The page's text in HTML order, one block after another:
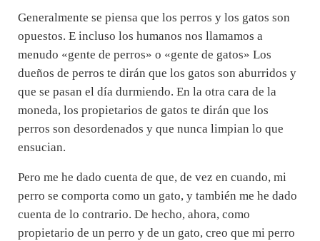
Generalmente se piensa que los perros y los gatos son
opuestos. E incluso los humanos nos llamamos a
menudo «gente de perros» o «gente de gatos» Los
dueños de perros te dirán que los gatos son aburridos y
que se pasan el día durmiendo. En la otra cara de la
moneda, los propietarios de gatos te dirán que los
perros son desordenados y que nunca limpian lo que
ensucian.
Pero me he dado cuenta de que, de vez en cuando, mi
perro se comporta como un gato, y también me he dado
cuenta de lo contrario. De hecho, ahora, como
propietario de un perro y de un gato, creo que mi perro